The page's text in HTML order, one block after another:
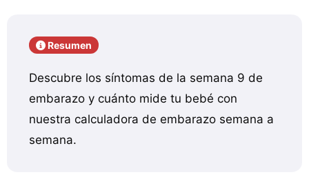
Resumen
Descubre los síntomas de la semana 9 de
embarazo y cuánto mide tu bebé con
nuestra calculadora de embarazo semana a
semana.